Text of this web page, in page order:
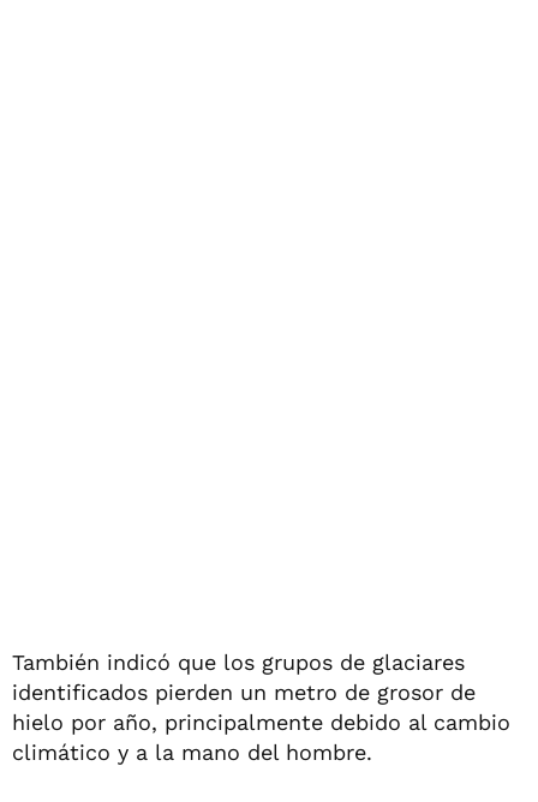
También indicó que los grupos de glaciares
identificados pierden un metro de grosor de
hielo por año, principalmente debido al cambio
climático y a la mano del hombre.